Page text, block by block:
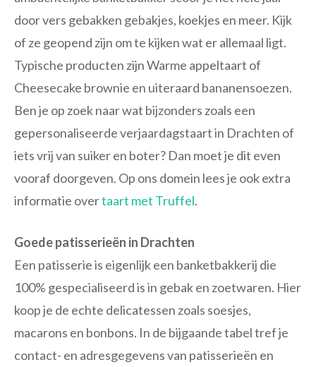
door vers gebakken gebakjes, koekjes en meer. Kijk
of ze geopend zijn om te kijken wat er allemaal ligt.
Typische producten zijn Warme appeltaart of
Cheesecake brownie en uiteraard bananensoezen.
Ben je op zoek naar wat bijzonders zoals een
gepersonaliseerde verjaardagstaart in Drachten of
iets vrij van suiker en boter? Dan moet je dit even
vooraf doorgeven. Op ons domein lees je ook extra
informatie overtaart met Truffel.
Goede patisserieën in Drachten
Een patisserie is eigenlijk een banketbakkerij die
100% gespecialiseerd is in gebak en zoetwaren. Hier
koop je de echte delicatessen zoals soesjes,
macarons en bonbons. In de bijgaande tabel tref je
contact- en adresgegevens van patisserieën en